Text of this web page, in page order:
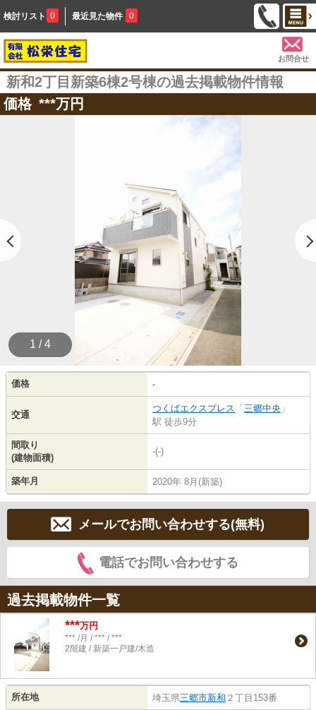
検討リスト 0 最近見た物件 0
お問合せ
新和2丁目新築6棟2号棟の過去掲載物件情報
価格 ***万円
1 / 4
価格 -
交通
つくばエクスプレス 「 三郷中央 」
駅 徒歩9分
間取り
(建物面積)
-(-)
築年月 2020年 8月(新築)
メールでお問い合わせする(無料)
電話でお問い合わせする
過去掲載物件一覧
***万円
*** /月 / *** / ***
2階建 / 新築一戸建/木造
所在地 埼玉県三郷市新和 ２丁目153番